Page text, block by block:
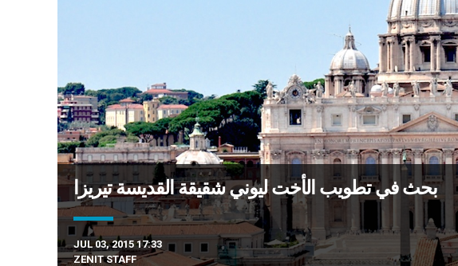
بحث في تطويب الأخت ليوني شقيقة القديسة تيريزا
JUL 03, 2015 17:33
ZENIT STAFF